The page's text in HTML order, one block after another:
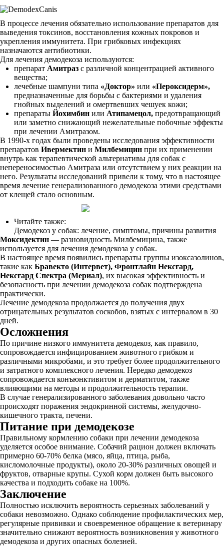
В процессе лечения обязательно использование препаратов для
выведения токсинов, восстановления кожных покровов и
укрепления иммунитета. При грибковых инфекциях
назначаются антибиотики.
Для лечения демодекоза используются:
препарат Амитраз с различной концентрацией активного
вещества;
лечебные шампуни типа «Доктор» или «Пероксидерм»,
предназначенные для борьбы с бактериями и удаления
гнойных выделений и омертвевших чешуек кожи;
препараты Йохимбин или Атипамецол, предотвращающий
или заметно снижающий нежелательные побочные эффекты
при лечении Амитразом.
В 1990-х годах были проведены исследования эффективности
препаратов Ивермектин и Милбемицин при их применении
внутрь как терапевтической альтернативы для собак с
непереносимостью Амитраза или отсутствием у них реакции на
него. Результаты исследований привели к тому, что в настоящее
время лечение генерализованного демодекоза этими средствами
от клещей стало основным.
Читайте также:
Демодекоз у собак: лечение, симптомы, причины развития
Моксидектин — разновидность Милбемицина, также
используется для лечения демодекоза у собак.
В настоящее время появились препараты группы изоксазолинов,
такие как Бравекто (Интервет), Фронтлайн Нексгард,
Нексгард Спектра (Мериал), их высокая эффективность и
безопасность при лечении демодекоза собак подтверждена
практически.
Лечение демодекоза продолжается до получения двух
отрицательных результатов соскобов, взятых с интервалом в 30
дней.
Осложнения
По причине низкого иммунитета демодекоз, как правило,
сопровождается инфицированием животного грибком и
различными микробами, и это требует более продолжительного
и затратного комплексного лечения. Нередко демодекоз
сопровождается конъюнктивитом и дерматитом, также
влияющими на методы и продолжительность терапии.
В случае генерализированного заболевания довольно часто
происходят поражения эндокринной системы, желудочно-
кишечного тракта, печени.
Питание при демодекозе
Правильному кормлению собаки при лечении демодекоза
уделяется особое внимание. Собачий рацион должен включать
примерно 60-70% белка (мясо, яйца, птица, рыба,
кисломолочные продукты), около 20-30% различных овощей и
фруктов, отварные крупы. Сухой корм должен быть высокого
качества и подходить собаке на 100%.
Заключение
Полностью исключить вероятность серьезных заболеваний у
собаки невозможно. Однако соблюдение профилактических мер,
регулярные прививки и своевременное обращение к ветеринару
значительно снижают вероятность возникновения у животного
демодекоза и других опасных болезней.